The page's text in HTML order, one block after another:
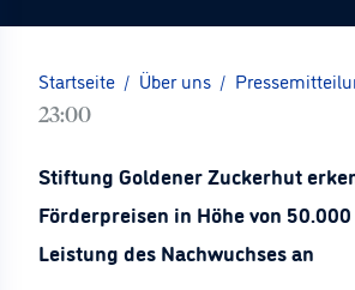
Startseite / Über uns /
23:00
Stiftung Goldener Zuckerhut
Förderpreisen in Höhe von
Leistung des Nachwuchses an